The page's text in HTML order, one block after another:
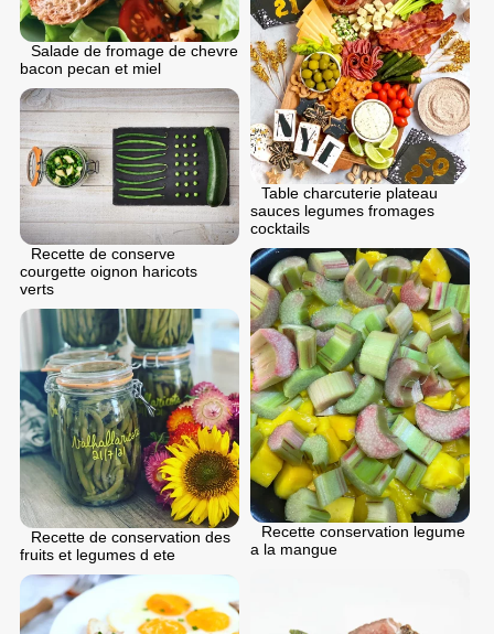
Salade de fromage de chevre
bacon pecan et miel
Table charcuterie plateau
sauces legumes fromages
cocktails
Recette de conserve
courgette oignon haricots
verts
Recette conservation legume
a la mangue
Recette de conservation des
fruits et legumes d ete